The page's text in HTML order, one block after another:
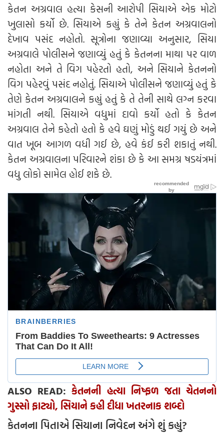
કેતન અગ્રવાલ હત્યા કેસની આરોપી સિયાએ એક મોટો
ખુલાસો કર્યો છે. સિયાએ કહ્યું કે તેને કેતન અગ્રવાલનો
દેખાવ પસંદ નહોતો. સૂત્રોના જણાવ્યા અનુસાર, સિયા
અગ્રવાલે પોલીસને જણાવ્યું હતું કે કેતનના માથા પર વાળ
નહોતા અને તે વિગ પહેરતો હતો, અને સિયાને કેતનનો
વિગ પહેરવું પસંદ નહોતું. સિયાએ પોલીસને જણાવ્યું હતું કે
તેણે કેતન અગ્રવાલને કહ્યું હતું કે તે તેની સાથે લગ્ન કરવા
માંગતી નથી. સિયાએ વધુમાં દાવો કર્યો હતો કે કેતન
અગ્રવાલ તેને કહેતો હતો કે હવે ઘણું મોડું થઈ ગયું છે અને
વાત ખૂબ આગળ વધી ગઈ છે, હવે કંઈ કરી શકાતું નથી.
કેતન અગ્રવાલના પરિવારને શંકા છે કે આ સમગ્ર ષડયંત્રમાં
વધુ લોકો સામેલ હોઈ શકે છે.
ALSO READ:કેતનની હત્યા નિષ્ફળ જતા ચેતનનો
ગુસ્સો ફાટ્યો, સિયાને કહી દીધા ખતરનાક શબ્દો
કેતનના પિતાએ સિયાના નિવેદન અંગે શું કહ્યું?